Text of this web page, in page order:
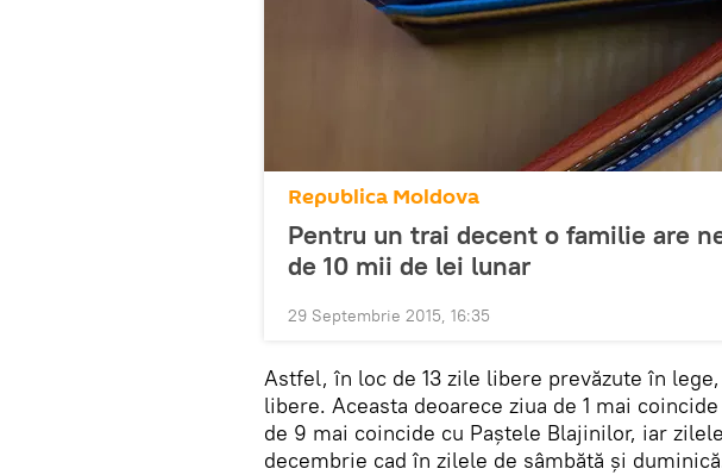
Republica Moldova
Pentru un trai decent o familie are
de 10 mii de lei lunar
29 Septembrie 2015, 16:35
Astfel, în loc de 13 zile libere prevăzute în
libere. Aceasta deoarece ziua de 1 mai
de 9 mai coincide cu Paştele Blajinilor, iar
decembrie cad în zilele de sâmbătă şi